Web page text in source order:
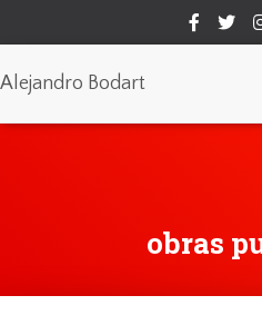
Alejandro Bodart
obras